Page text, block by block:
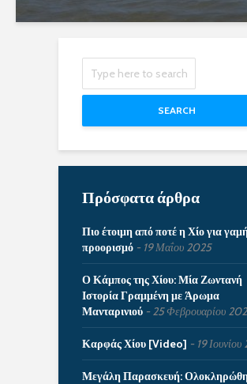
SEARCH
Πρόσφατα άρθρα
Πιο έτοιμη από ποτέ η Χίο για
προορισμό
19 Μαΐου 2025
Ο Κάμπος της Χίου: Μία Ζωντανή
Ιστορία Γραμμένη με Άρωμα
Μανταρινιού
25 Φεβρουαρίου
Καρφάς Χίου [Video] 19
Μεγάλη Παρασκευή: